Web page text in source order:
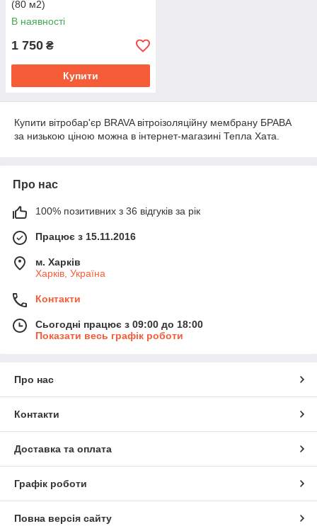
(80 м2)
В наявності
1 750 ₴
Купити
Купити вітробар'єр BRAVA вітроізоляційну мембрану БРАВА
за низькою ціною можна в інтернет-магазині Тепла Хата.
Про нас
100% позитивних з 36 відгуків за рік
Працює з 15.11.2016
м. Харків
Харків, Україна
Контакти
Сьогодні працює з 09:00 до 18:00
Показати весь графік роботи
Про нас
Контакти
Доставка та оплата
Графік роботи
Повна версія сайту